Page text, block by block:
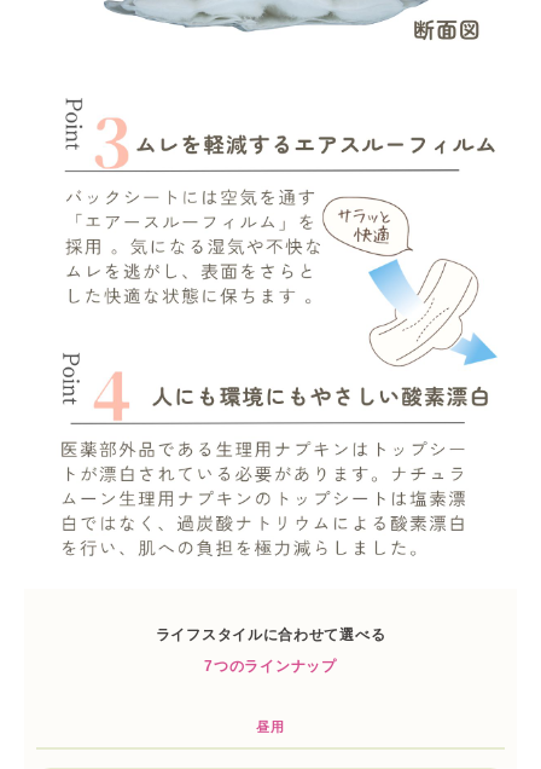
ライフスタイルに合わせて選べる
7つのラインナップ
昼用